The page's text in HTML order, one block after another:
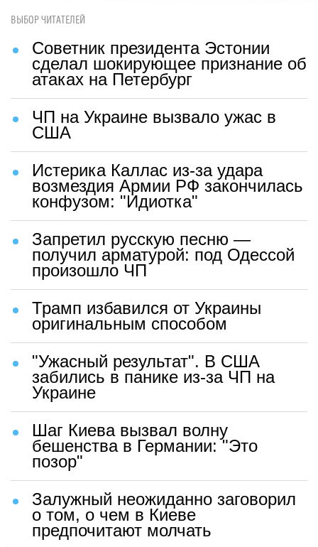
ВЫБОР ЧИТАТЕЛЕЙ
Советник президента Эстонии
сделал шокирующее признание об
атаках на Петербург
ЧП на Украине вызвало ужас в
США
Истерика Каллас из-за удара
возмездия Армии РФ закончилась
конфузом: "Идиотка"
Запретил русскую песню —
получил арматурой: под Одессой
произошло ЧП
Трамп избавился от Украины
оригинальным способом
"Ужасный результат". В США
забились в панике из-за ЧП на
Украине
Шаг Киева вызвал волну
бешенства в Германии: "Это
позор"
Залужный неожиданно заговорил
о том, о чем в Киеве
предпочитают молчать